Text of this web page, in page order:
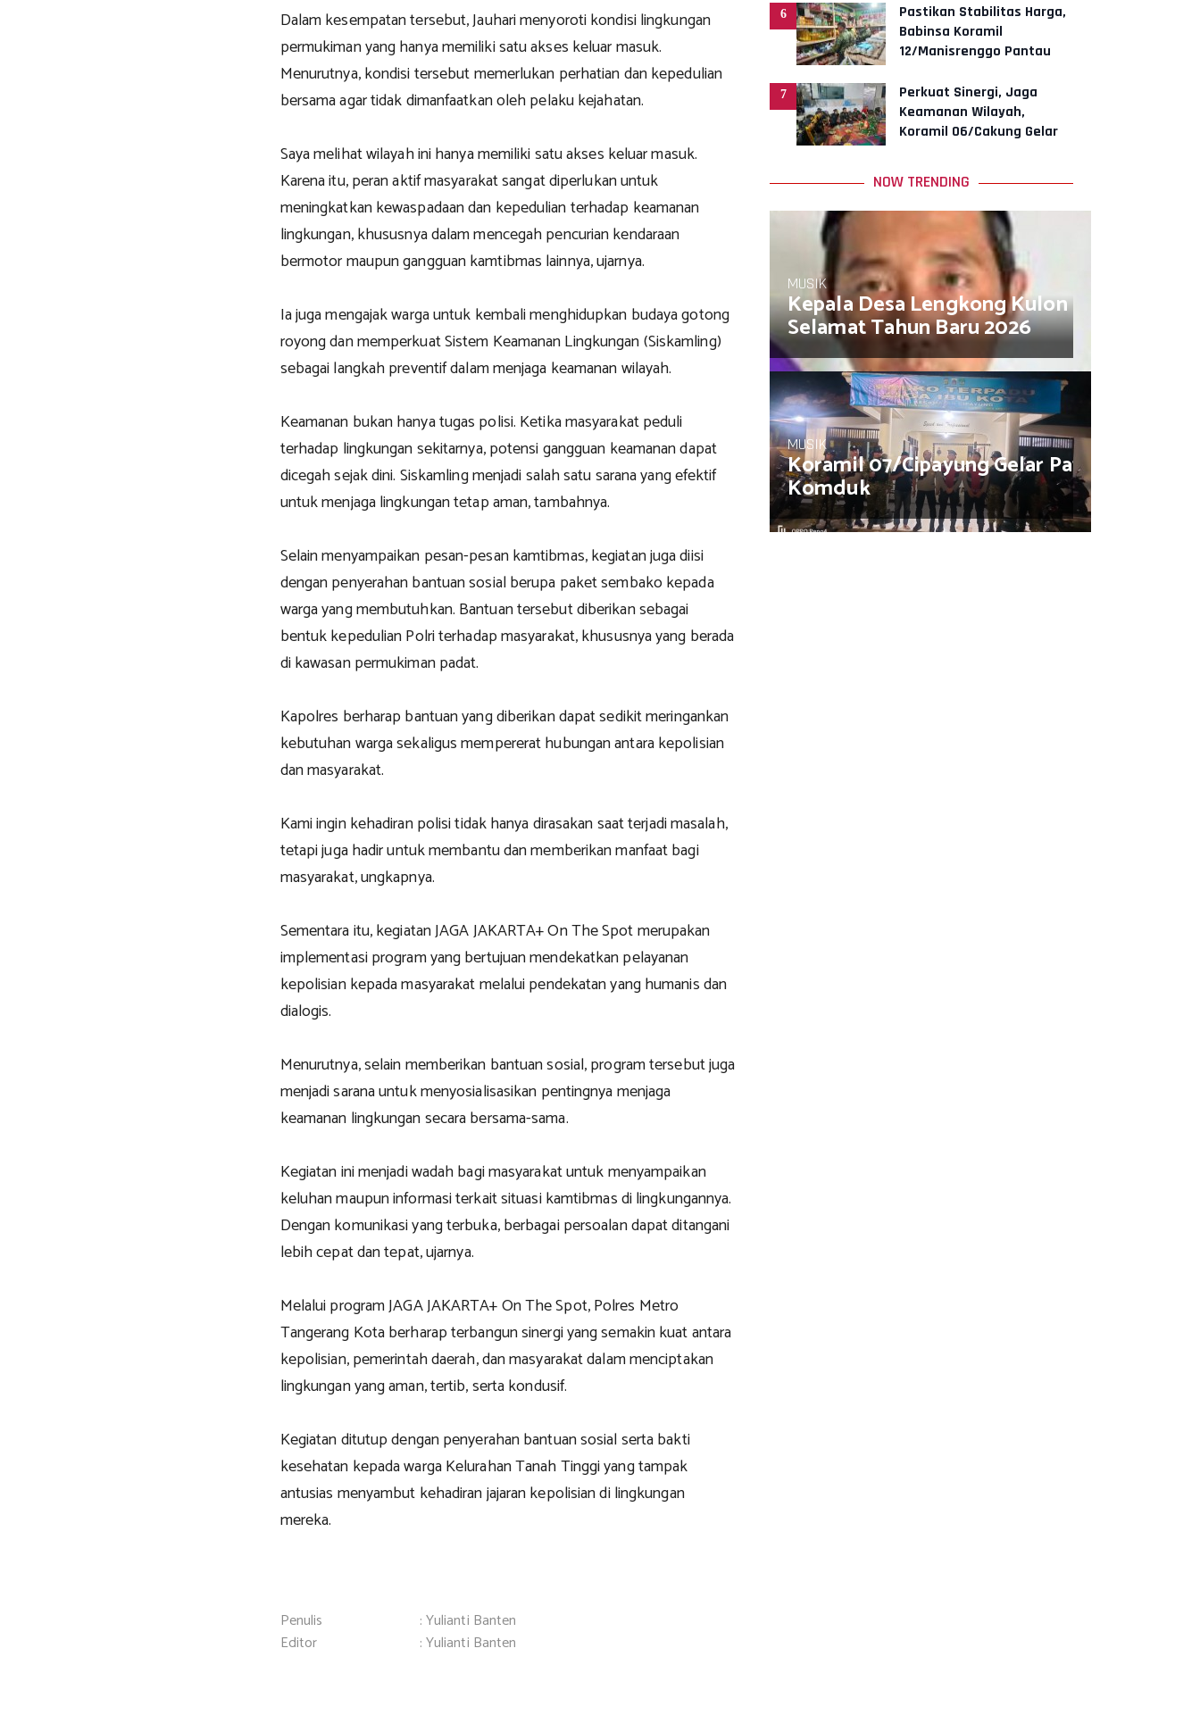
Dalam kesempatan tersebut, Jauhari menyoroti kondisi lingkungan
permukiman yang hanya memiliki satu akses keluar masuk.
Menurutnya, kondisi tersebut memerlukan perhatian dan kepedulian
bersama agar tidak dimanfaatkan oleh pelaku kejahatan.
Saya melihat wilayah ini hanya memiliki satu akses keluar masuk.
Karena itu, peran aktif masyarakat sangat diperlukan untuk
meningkatkan kewaspadaan dan kepedulian terhadap keamanan
lingkungan, khususnya dalam mencegah pencurian kendaraan
bermotor maupun gangguan kamtibmas lainnya, ujarnya.
Ia juga mengajak warga untuk kembali menghidupkan budaya gotong
royong dan memperkuat Sistem Keamanan Lingkungan (Siskamling)
sebagai langkah preventif dalam menjaga keamanan wilayah.
Keamanan bukan hanya tugas polisi. Ketika masyarakat peduli
terhadap lingkungan sekitarnya, potensi gangguan keamanan dapat
dicegah sejak dini. Siskamling menjadi salah satu sarana yang efektif
untuk menjaga lingkungan tetap aman, tambahnya.
Selain menyampaikan pesan-pesan kamtibmas, kegiatan juga diisi
dengan penyerahan bantuan sosial berupa paket sembako kepada
warga yang membutuhkan. Bantuan tersebut diberikan sebagai
bentuk kepedulian Polri terhadap masyarakat, khususnya yang berada
di kawasan permukiman padat.
Kapolres berharap bantuan yang diberikan dapat sedikit meringankan
kebutuhan warga sekaligus mempererat hubungan antara kepolisian
dan masyarakat.
Kami ingin kehadiran polisi tidak hanya dirasakan saat terjadi masalah,
tetapi juga hadir untuk membantu dan memberikan manfaat bagi
masyarakat, ungkapnya.
Sementara itu, kegiatan JAGA JAKARTA+ On The Spot merupakan
implementasi program yang bertujuan mendekatkan pelayanan
kepolisian kepada masyarakat melalui pendekatan yang humanis dan
dialogis.
Menurutnya, selain memberikan bantuan sosial, program tersebut juga
menjadi sarana untuk menyosialisasikan pentingnya menjaga
keamanan lingkungan secara bersama-sama.
Kegiatan ini menjadi wadah bagi masyarakat untuk menyampaikan
keluhan maupun informasi terkait situasi kamtibmas di lingkungannya.
Dengan komunikasi yang terbuka, berbagai persoalan dapat ditangani
lebih cepat dan tepat, ujarnya.
Melalui program JAGA JAKARTA+ On The Spot, Polres Metro
Tangerang Kota berharap terbangun sinergi yang semakin kuat antara
kepolisian, pemerintah daerah, dan masyarakat dalam menciptakan
lingkungan yang aman, tertib, serta kondusif.
Kegiatan ditutup dengan penyerahan bantuan sosial serta bakti
kesehatan kepada warga Kelurahan Tanah Tinggi yang tampak
antusias menyambut kehadiran jajaran kepolisian di lingkungan
mereka.
Penulis
: Yulianti Banten
Editor
: Yulianti Banten
Dan Perekonom
6
Pastikan Stabilitas Harga,
Babinsa Koramil
12/Manisrenggo Pantau
Klewer
7
Perkuat Sinergi, Jaga
Keamanan Wilayah,
Koramil 06/Cakung Gelar
NOW TRENDING
MUSIK
Kepala Desa Lengkong Kulon Muhamad
Selamat Tahun Baru 2026
MUSIK
Koramil 07/Cipayung Gelar Patroli/
Komduk